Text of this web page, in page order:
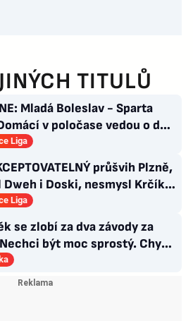
TITULŮ
Mladá Boleslav - Sparta
v poločase vedou o dva
bez střely
Liga
průšvih Plzně,
Dweh i Doski, nesmysl Krčíka.
to Hyský?
Liga
se zlobí za dva závody za
být moc sprostý. Chybí
důstojník